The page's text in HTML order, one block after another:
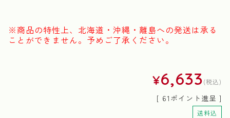
※商品の特性上、北海道・沖縄・離島への発送は承る
ことができません。予めご了承ください。
¥6,633 税込
[ 61 ポイント進呈 ]
送料込